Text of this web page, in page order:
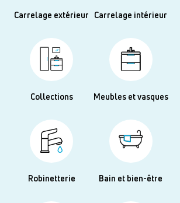
Carrelage extérieur Carrelage intérieur
Collections Meubles et vasques
Robinetterie Bain et bien-être